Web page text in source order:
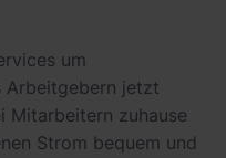
um
Arbeitgebern jetzt
Mitarbeitern zuhause
Strom bequem und